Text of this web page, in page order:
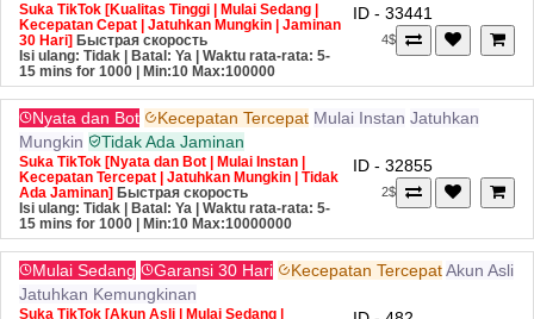
Suka TikTok [Kualitas Tinggi | Mulai Sedang |
Kecepatan Cepat | Jatuhkan Mungkin | Jaminan
30 Hari] Быстрая скорость
Isi ulang: Tidak | Batal: Ya | Waktu rata-rata: 5-
15 mins for 1000
| Min:10 Max:100000
ID - 33441
4$
Nyata dan Bot Kecepatan Tercepat Mulai Instan Jatuhkan
Mungkin
Tidak Ada Jaminan
Suka TikTok [Nyata dan Bot | Mulai Instan |
Kecepatan Tercepat | Jatuhkan Mungkin | Tidak
Ada Jaminan] Быстрая скорость
Isi ulang: Tidak | Batal: Ya | Waktu rata-rata: 5-
15 mins for 1000
| Min:10 Max:10000000
ID - 32855
2$
Mulai Sedang Garansi 30 Hari Kecepatan TercepatAkun Asli
Jatuhkan Kemungkinan
Suka TikTok [Akun Asli | Mulai Sedang |